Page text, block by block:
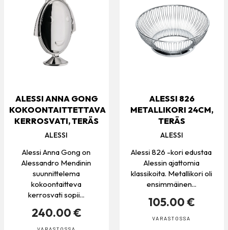
ALESSI ANNA GONG
KOKOONTAITTETTAVA
KERROSVATI, TERÄS
ALESSI
Alessi Anna Gong on
Alessandro Mendinin
suunnittelema
kokoontaitteva
kerrosvati sopii...
240.00 €
ALESSI 826
METALLIKORI 24CM,
TERÄS
ALESSI
Alessi 826 -kori edustaa
Alessin ajattomia
klassikoita. Metallikori oli
ensimmäinen...
105.00 €
VARASTOSSA